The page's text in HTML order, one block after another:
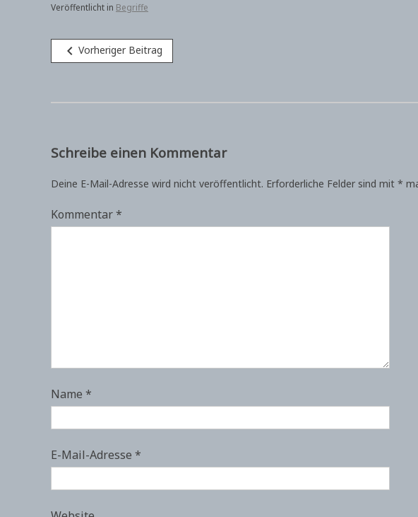
Veröffentlicht in Begriffe
Beitragsnavigation
navigate_before Vorheriger Beitrag
Schreibe einen Kommentar
Deine E-Mail-Adresse wird nicht veröffentlicht. Erforderliche Felder sind mit *
Kommentar*
Name *
E-Mail-Adresse *